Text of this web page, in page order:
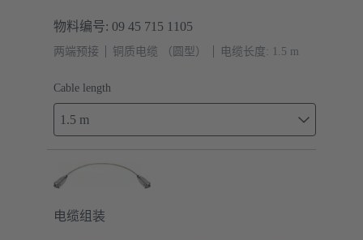
物料编号: 09 45 715 1105
两端预接 铜质电缆 （圆型） 电缆长度: 1.5 m
Cable length
1.5 m
电缆组装